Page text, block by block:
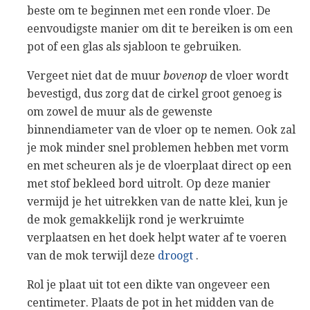
beste om te beginnen met een ronde vloer. De
eenvoudigste manier om dit te bereiken is om een ​​
pot of een glas als sjabloon te gebruiken.
Vergeet niet dat de muur bovenop de vloer wordt
bevestigd, dus zorg dat de cirkel groot genoeg is
om zowel de muur als de gewenste
binnendiameter van de vloer op te nemen. Ook zal
je mok minder snel problemen hebben met vorm
en met scheuren als je de vloerplaat direct op een
met stof bekleed bord uitrolt. Op deze manier
vermijd je het uitrekken van de natte klei, kun je
de mok gemakkelijk rond je werkruimte
verplaatsen en het doek helpt water af te voeren
van de mok terwijl deze droogt .
Rol je plaat uit tot een dikte van ongeveer een
centimeter. Plaats de pot in het midden van de